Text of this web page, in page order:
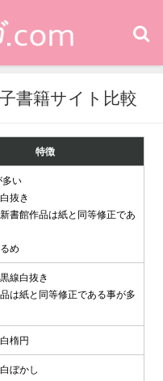
書籍サイト比較
特徴
多い
抜き
新書館作品は紙と同等修正であ
め
線白抜き
品は紙と同等修正である事が多
楕円
ぼかし